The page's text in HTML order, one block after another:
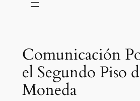
Comunicación
el Segundo Piso
Moneda